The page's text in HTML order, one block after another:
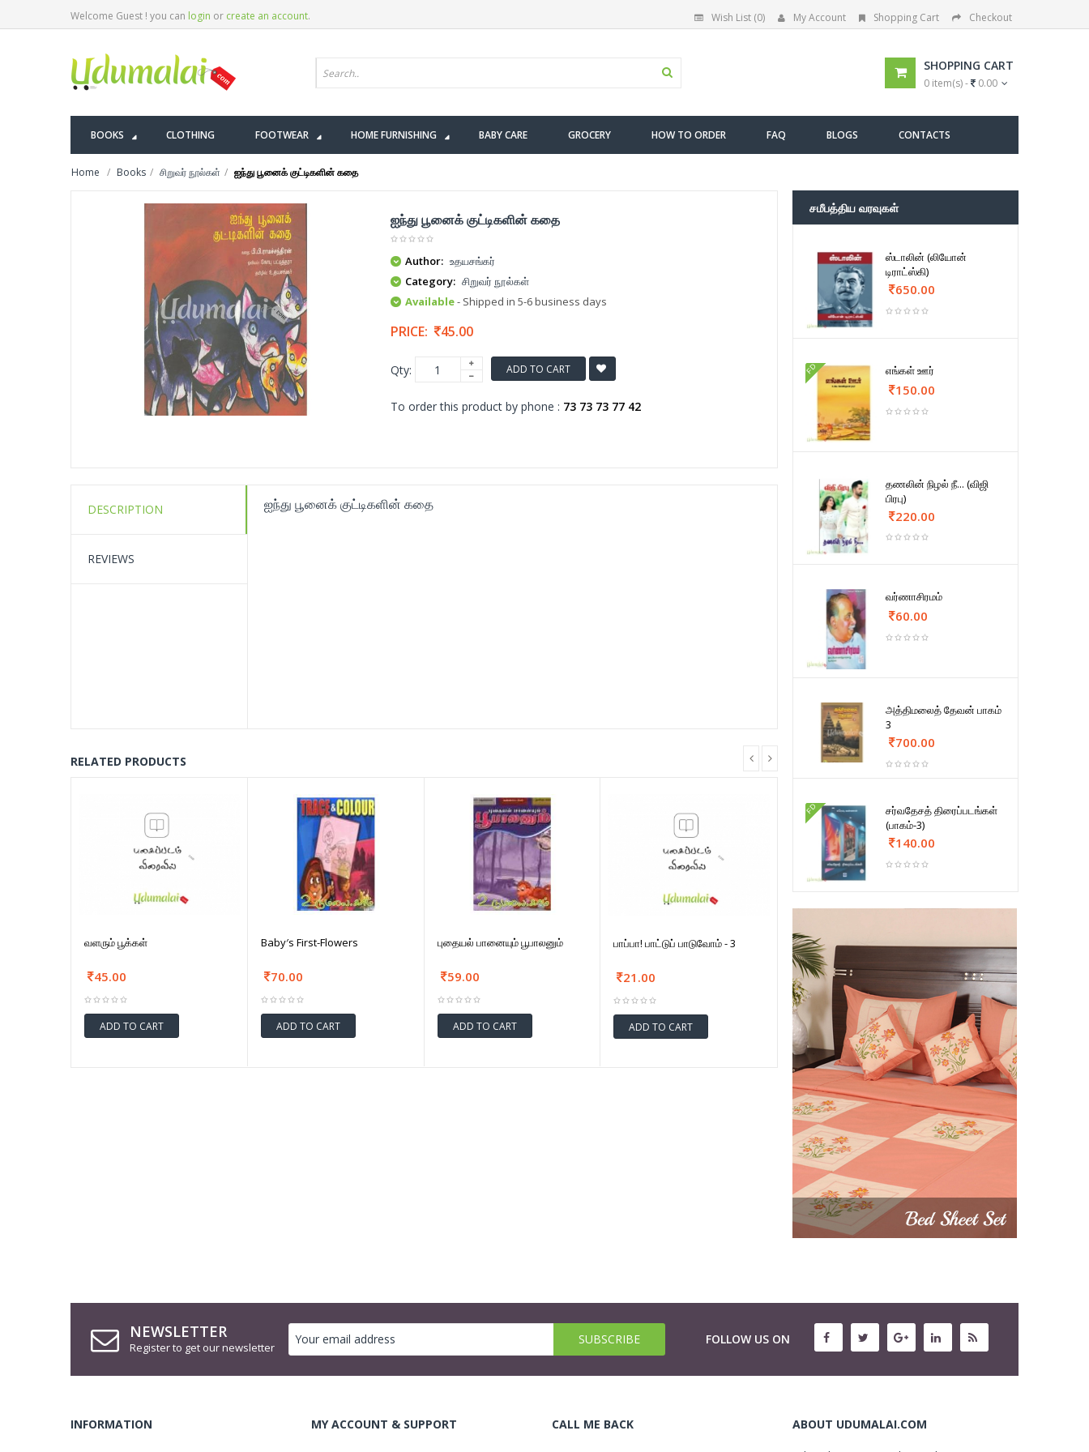
Welcome Guest ! you can login or create an account. Wish List (0) My Account Shopping Cart Checkout
SHOPPING CART
0 item(s) - 0.00
BOOKS CLOTHING FOOTWEAR HOME FURNISHING BABY CARE GROCERY HOW TO ORDER FAQ BLOGS CONTACTS
Home Books சிறுவர் நூல்கள் ஐந்து பூனைக் குட்டிகளின் கதை
ஐந்து பூனைக் குட்டிகளின் கதை
Author: உதயசங்கர்
Category: சிறுவர் நூல்கள்
Available- Shipped in 5-6 business days
PRICE: 45.00
Qty: ADD TO CART
To order this product by phone : 73 73 73 77 42
DESCRIPTION
REVIEWS
ஐந்து பூனைக் குட்டிகளின் கதை
RELATED PRODUCTS
வளரும் பூக்கள்
45.00
ADD TO CART
Baby′s First-Flowers
70.00
ADD TO CART
புதையல் பானையும் பூபாலனும்
59.00
ADD TO CART
பாப்பா! பாட்டுப் பாடுவோம் - 3
21.00
ADD TO CART
சமீபத்திய வரவுகள்
ஸ்டாலின் (லியோன்
டிராட்ஸ்கி)
650.00
FD எங்கள் ஊர்
150.00
தணலின் நிழல் நீ... (விஜி
பிரபு)
220.00
வர்ணாசிரமம்
60.00
அத்திமலைத் தேவன் பாகம்
3
700.00
FD
சர்வதேசத் திரைப்படங்கள்
(பாகம்-3)
140.00
NEWSLETTER
Register to get our newsletter
FOLLOW US ON
INFORMATION MY ACCOUNT & SUPPORT CALL ME BACK ABOUT UDUMALAI.COM